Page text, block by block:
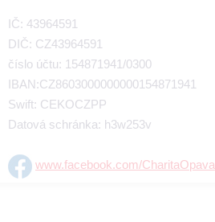
IČ: 43964591
DIČ: CZ43964591
číslo účtu: 154871941/0300
IBAN:CZ8603000000000154871941
Swift: CEKOCZPP
Datová schránka: h3w253v
www.facebook.com/CharitaOpava